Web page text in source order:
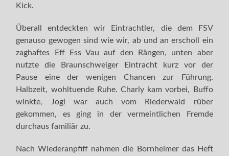
Kick.
Überall entdeckten wir Eintrachtler, die dem FSV
genauso gewogen sind wie wir, ab und an erscholl ein
zaghaftes Eff Ess Vau auf den Rängen, unten aber
nutzte die Braunschweiger Eintracht kurz vor der
Pause eine der wenigen Chancen zur Führung.
Halbzeit, wohltuende Ruhe. Charly kam vorbei, Buffo
winkte, Jogi war auch vom Riederwald rüber
gekommen, es ging in der vermeintlichen Fremde
durchaus familiär zu.
Nach Wiederanpfiff nahmen die Bornheimer das Heft